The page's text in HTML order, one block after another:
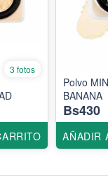
3 fotos
Polvo MINI
BANANA
Bs430
AÑADIR